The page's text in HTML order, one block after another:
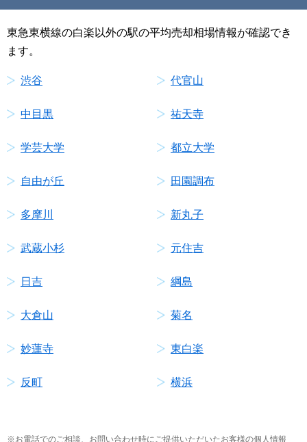
東急東横線の白楽以外の駅の平均売却相場情報が確認でき
ます。
渋谷 代官山
中目黒 祐天寺
学芸大学 都立大学
自由が丘 田園調布
多摩川 新丸子
武蔵小杉 元住吉
日吉 綱島
大倉山 菊名
妙蓮寺 東白楽
反町 横浜
お電話でのご相談、お問い合わせ時にご提供いただいたお客様の個人情報